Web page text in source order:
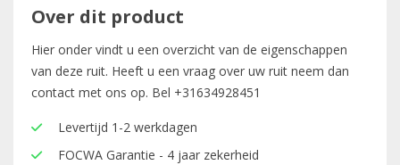
Over dit product
Hier onder vindt u een overzicht van de eigenschappen
van deze ruit. Heeft u een vraag over uw ruit neem dan
contact met ons op. Bel +31634928451
Levertijd 1-2 werkdagen
FOCWA Garantie - 4 jaar zekerheid